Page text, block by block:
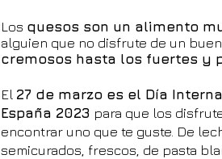
Los quesos son un alimento
alguien que no disfrute de un
cremosos hasta los fuertes y
El 27 de marzo es el Día
España 2023 para que los
encontrar uno que te guste. De
semicurados, frescos, de pasta